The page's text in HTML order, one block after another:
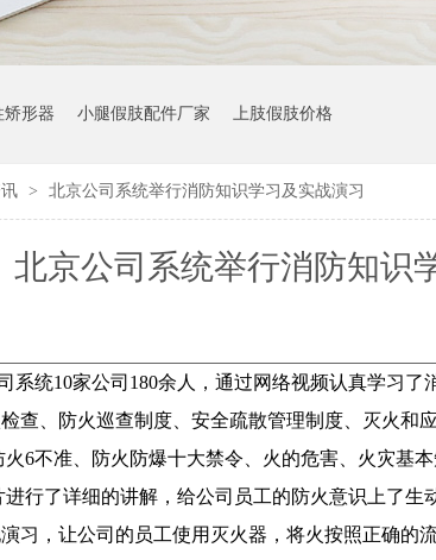
矫形器 小腿假肢配件厂家 上肢假肢价格
> 北京公司系统举行消防知识学习及实战演习
北京公司系统举行消防知识
系统10家公司180余人，通过网络视频认真学习了
查、防火巡查制度、安全疏散管理制度、灭火和
6不准、防火防爆十大禁令、火的危害、火灾基
行了详细的讲解，给公司员工的防火意识上了生
习，让公司的员工使用灭火器，将火按照正确的